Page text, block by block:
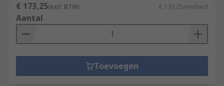
€ 173,25(excl. BTW) € 173,25/eenheid
Aantal
Toevoegen